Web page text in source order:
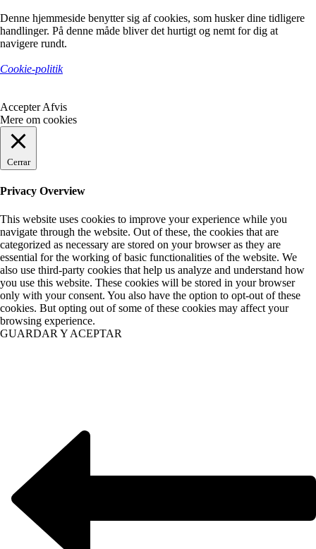
Denne hjemmeside benytter sig af cookies, som husker dine tidligere
handlinger. På denne måde bliver det hurtigt og nemt for dig at
navigere rundt.
Cookie-politik
Accepter Afvis
Mere om cookies
Cerrar
Privacy Overview
This website uses cookies to improve your experience while you
navigate through the website. Out of these, the cookies that are
categorized as necessary are stored on your browser as they are
essential for the working of basic functionalities of the website. We
also use third-party cookies that help us analyze and understand how
you use this website. These cookies will be stored in your browser
only with your consent. You also have the option to opt-out of these
cookies. But opting out of some of these cookies may affect your
browsing experience.
GUARDAR Y ACEPTAR